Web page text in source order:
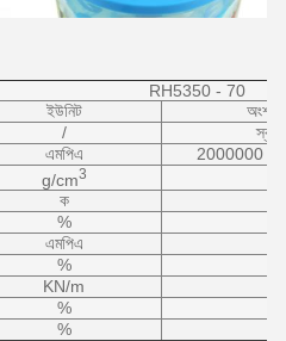
RH5350 - 70
ইউনিট
অংশ -
/
স্বচ্ছ
এমপিএ
2000000 -
g/cm3
ক
%
এমপিএ
%
KN/m
%
%